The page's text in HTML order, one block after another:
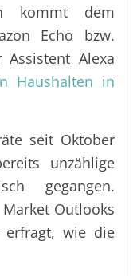
kommt dem
Echo bzw.
Alexa
Haushalten in
seit Oktober
unzählige
gegangen.
Outlooks
erfragt, wie die